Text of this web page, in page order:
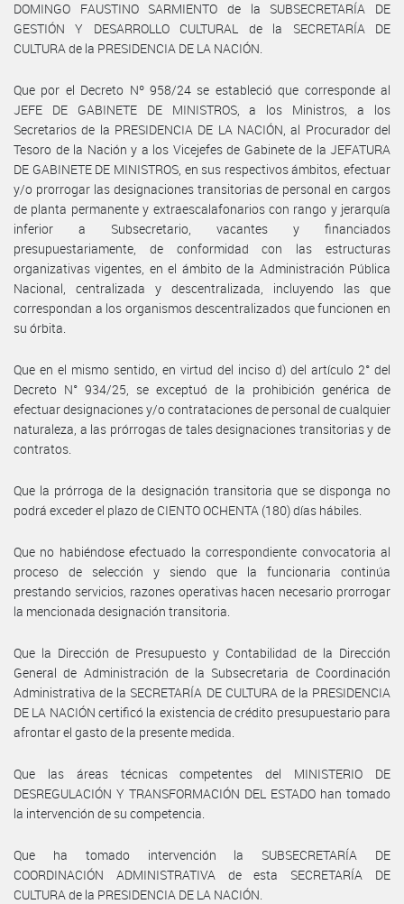
DOMINGO FAUSTINO SARMIENTO de la SUBSECRETARÍA DE
GESTIÓN Y DESARROLLO CULTURAL de la SECRETARÍA DE
CULTURA de la PRESIDENCIA DE LA NACIÓN.
Que por el Decreto Nº 958/24 se estableció que corresponde al
JEFE DE GABINETE DE MINISTROS, a los Ministros, a los
Secretarios de la PRESIDENCIA DE LA NACIÓN, al Procurador del
Tesoro de la Nación y a los Vicejefes de Gabinete de la JEFATURA
DE GABINETE DE MINISTROS, en sus respectivos ámbitos, efectuar
y/o prorrogar las designaciones transitorias de personal en cargos
de planta permanente y extraescalafonarios con rango y jerarquía
inferior a Subsecretario, vacantes y financiados
presupuestariamente, de conformidad con las estructuras
organizativas vigentes, en el ámbito de la Administración Pública
Nacional, centralizada y descentralizada, incluyendo las que
correspondan a los organismos descentralizados que funcionen en
su órbita.
Que en el mismo sentido, en virtud del inciso d) del artículo 2° del
Decreto N° 934/25, se exceptuó de la prohibición genérica de
efectuar designaciones y/o contrataciones de personal de cualquier
naturaleza, a las prórrogas de tales designaciones transitorias y de
contratos.
Que la prórroga de la designación transitoria que se disponga no
podrá exceder el plazo de CIENTO OCHENTA (180) días hábiles.
Que no habiéndose efectuado la correspondiente convocatoria al
proceso de selección y siendo que la funcionaria continúa
prestando servicios, razones operativas hacen necesario prorrogar
la mencionada designación transitoria.
Que la Dirección de Presupuesto y Contabilidad de la Dirección
General de Administración de la Subsecretaria de Coordinación
Administrativa de la SECRETARÍA DE CULTURA de la PRESIDENCIA
DE LA NACIÓN certificó la existencia de crédito presupuestario para
afrontar el gasto de la presente medida.
Que las áreas técnicas competentes del MINISTERIO DE
DESREGULACIÓN Y TRANSFORMACIÓN DEL ESTADO han tomado
la intervención de su competencia.
Que ha tomado intervención la SUBSECRETARÍA DE
COORDINACIÓN ADMINISTRATIVA de esta SECRETARÍA DE
CULTURA de la PRESIDENCIA DE LA NACIÓN.